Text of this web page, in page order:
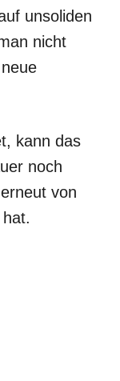
unsoliden
nicht
kann das
noch
von